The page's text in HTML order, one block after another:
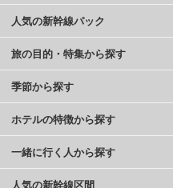
人気の新幹線パック
旅の目的・特集から探す
季節から探す
ホテルの特徴から探す
一緒に行く人から探す
人気の新幹線区間